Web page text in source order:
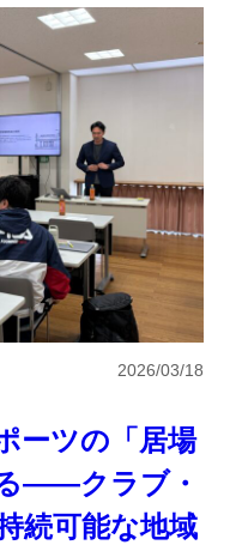
ーツの「居場
――クラブ・
続可能な地域
2026/03/18